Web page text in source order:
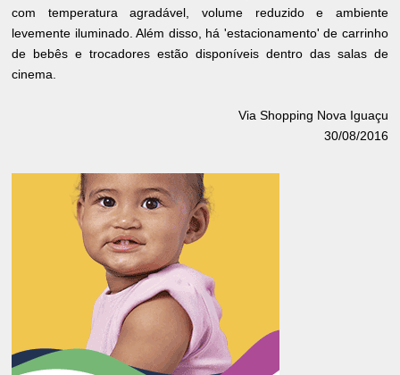
com temperatura agradável, volume reduzido e ambiente
levemente iluminado. Além disso, há 'estacionamento' de carrinho
de bebês e trocadores estão disponíveis dentro das salas de
cinema.
Via Shopping Nova Iguaçu
30/08/2016